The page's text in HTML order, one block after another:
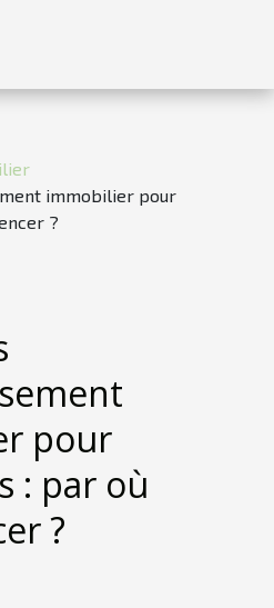
immobilier pour
?
pour
: par où
?